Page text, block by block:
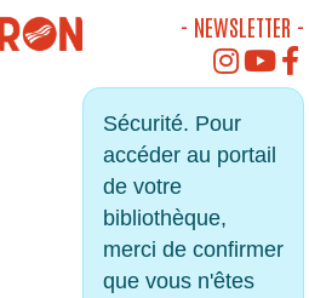
- NEWSLETTER -
Sécurité. Pour
accéder au portail
de votre
bibliothèque,
merci de confirmer
que vous n'êtes
cookies